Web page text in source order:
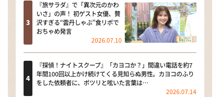
『旅サラダ』で「異次元のかわ
いさ」の声！ 初ゲスト女優、贅
沢すぎる“雲丹しゃぶ”食リポで
おちゃめ発言
2026.07.10
『探偵！ナイトスクープ』「カヨコか？」間違い電話を約7
年間100回以上かけ続けてくる見知らぬ男性。カヨコのふり
をした依頼者に、ポツリと呟いた言葉は…
2026.07.14